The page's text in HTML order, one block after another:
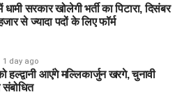
पर मुहर, मजदूरों, युवाओं और
फैसले
विधायकों की पोल, 32 चेहरे रेड जोन
टिकट !
पहाड़ी से गिरे बोल्डर, सरकारी आवास को
सरकार खोलेगी भर्ती का पिटारा, दिसंबर
से ज्यादा पदों के लिए फॉर्म
1 day ago
आएंगे मल्लिकार्जुन खरगे, चुनावी